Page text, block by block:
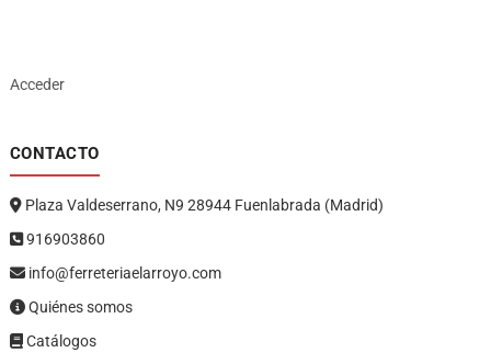
Acceder
CONTACTO
Plaza Valdeserrano, N9 28944 Fuenlabrada (Madrid)
916903860
info@ferreteriaelarroyo.com
Quiénes somos
Catálogos